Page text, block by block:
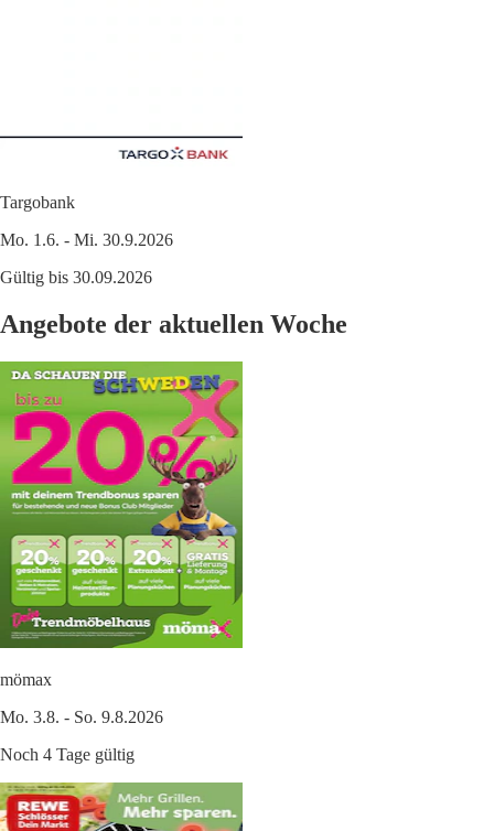
Targobank
Mo. 1.6. - Mi. 30.9.2026
Gültig bis 30.09.2026
Angebote der aktuellen Woche
mömax
Mo. 3.8. - So. 9.8.2026
Noch 4 Tage gültig